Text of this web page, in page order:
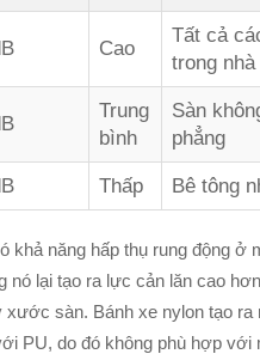
Cao
Tất cả
trong nhà
Trung
bình
Sàn
phẳng
Thấp Bê tông
khả năng hấp thụ rung động ở
nó lại tạo ra lực cản lăn cao
sàn. Bánh xe nylon tạo ra
PU, do đó không phù hợp với